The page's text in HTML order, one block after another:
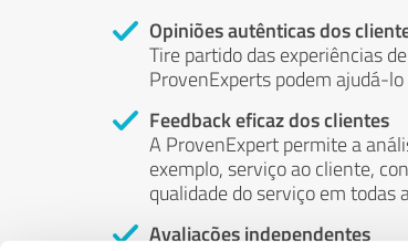
Opiniões autênticas dos
Tire partido das experiências
ProvenExperts podem ajudá-
Feedback eficaz dos clientes
A ProvenExpert permite a
exemplo, serviço ao cliente,
qualidade do serviço em todas
Avaliações independentes